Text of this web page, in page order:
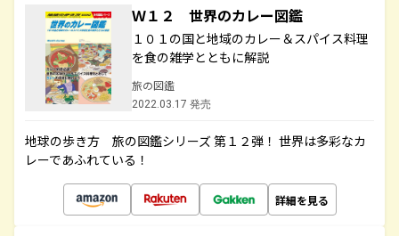
Ｗ１２ 世界のカレー図鑑
１０１の国と地域のカレー＆スパイス料理
を食の雑学とともに解説
旅の図鑑
2022.03.17 発売
地球の歩き方 旅の図鑑シリーズ 第１２弾！ 世界は多彩なカ
レーであふれている！
詳細を見る